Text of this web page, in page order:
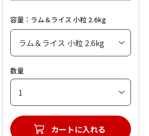
容量：ラム＆ライス 小粒 2.6kg
数量
カートに入れる